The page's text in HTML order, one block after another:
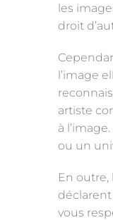
les
droit
l’image
artiste
à
ou un
En
vous